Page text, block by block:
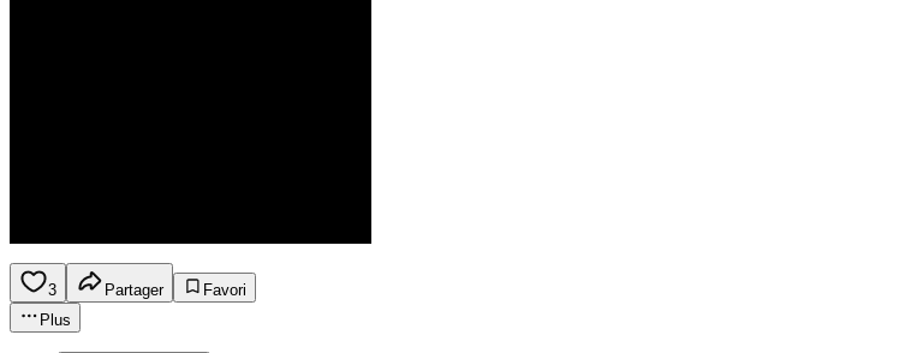
3 Partager
Favori
Plus